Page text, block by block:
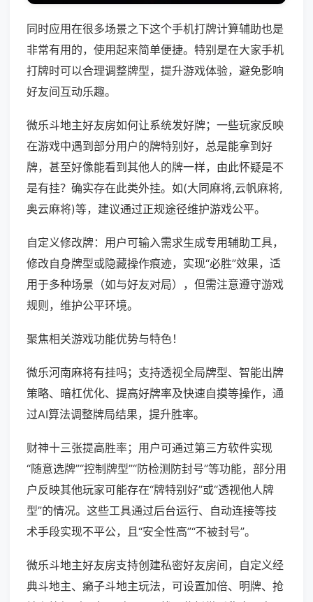
同时应用在很多场景之下这个手机打牌计算辅助也是
非常有用的，使用起来简单便捷。特别是在大家手机
打牌时可以合理调整牌型，提升游戏体验，避免影响
好友间互动乐趣。
微乐斗地主好友房如何让系统发好牌；一些玩家反映
在游戏中遇到部分用户的牌特别好，总是能拿到好
牌，甚至好像能看到其他人的牌一样，由此怀疑是不
是有挂？确实存在此类外挂。如(大同麻将,云帆麻将,
奥云麻将)等，建议通过正规途径维护游戏公平。
自定义修改牌：用户可输入需求生成专用辅助工具，
修改自身牌型或隐藏操作痕迹，实现“必胜”效果，适
用于多种场景（如与好友对局），但需注意遵守游戏
规则，维护公平环境。
聚焦相关游戏功能优势与特色！
微乐河南麻将有挂吗；支持透视全局牌型、智能出牌
策略、暗杠优化、提高好牌率及快速自摸等操作，通
过AI算法调整牌局结果，提升胜率。
财神十三张提高胜率；用户可通过第三方软件实现
“随意选牌”“控制牌型”“防检测防封号”等功能，部分用
户反映其他玩家可能存在“牌特别好”或“透视他人牌
型”的情况。这些工具通过后台运行、自动连接等技
术手段实现不平公，且“安全性高”“不被封号”。
微乐斗地主好友房支持创建私密好友房间，自定义经
典斗地主、癞子斗地主玩法，可设置加倍、明牌、抢